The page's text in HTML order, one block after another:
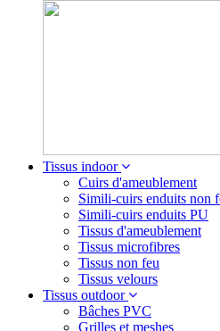
Tissus indoor
Cuirs d'ameublement
Simili-cuirs enduits non
Simili-cuirs enduits PU
Tissus d'ameublement
Tissus microfibres
Tissus non feu
Tissus velours
Tissus outdoor
Bâches PVC
Grilles et meshes